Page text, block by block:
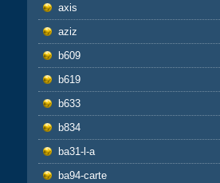
axis
aziz
b609
b619
b633
b834
ba31-l-a
ba94-carte